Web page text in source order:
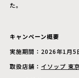
た。
キャンペーン概要
実施期間：2026年1月5
取扱店舗： イソップ 東京